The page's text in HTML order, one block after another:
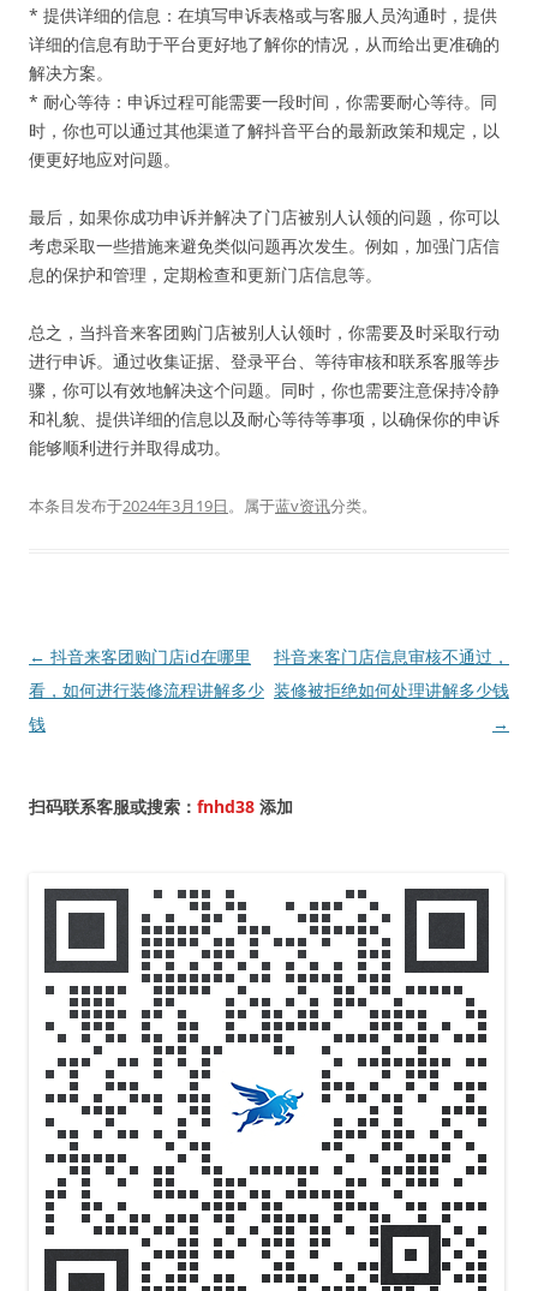
* 提供详细的信息：在填写申诉表格或与客服人员沟通时，提供
详细的信息有助于平台更好地了解你的情况，从而给出更准确的
解决方案。
* 耐心等待：申诉过程可能需要一段时间，你需要耐心等待。同
时，你也可以通过其他渠道了解抖音平台的最新政策和规定，以
便更好地应对问题。
最后，如果你成功申诉并解决了门店被别人认领的问题，你可以
考虑采取一些措施来避免类似问题再次发生。例如，加强门店信
息的保护和管理，定期检查和更新门店信息等。
总之，当抖音来客团购门店被别人认领时，你需要及时采取行动
进行申诉。通过收集证据、登录平台、等待审核和联系客服等步
骤，你可以有效地解决这个问题。同时，你也需要注意保持冷静
和礼貌、提供详细的信息以及耐心等待等事项，以确保你的申诉
能够顺利进行并取得成功。
本条目发布于2024年3月19日。属于蓝v资讯分类。
文
章
导
← 抖音来客团购门店id在哪里
看，如何进行装修流程讲解多少
钱
抖音来客门店信息审核不通过，
装修被拒绝如何处理讲解多少钱
→
扫码联系客服或搜索： fnhd38 添加